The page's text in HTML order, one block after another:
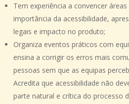
Tem experiência a convencer
importância da acessibilidade,
legais e impacto no produto;
Organiza eventos práticos com
ensina a corrigir os erros mais
pessoas sem que as equipas
Acredita que acessibilidade não
parte natural e crítica do processo